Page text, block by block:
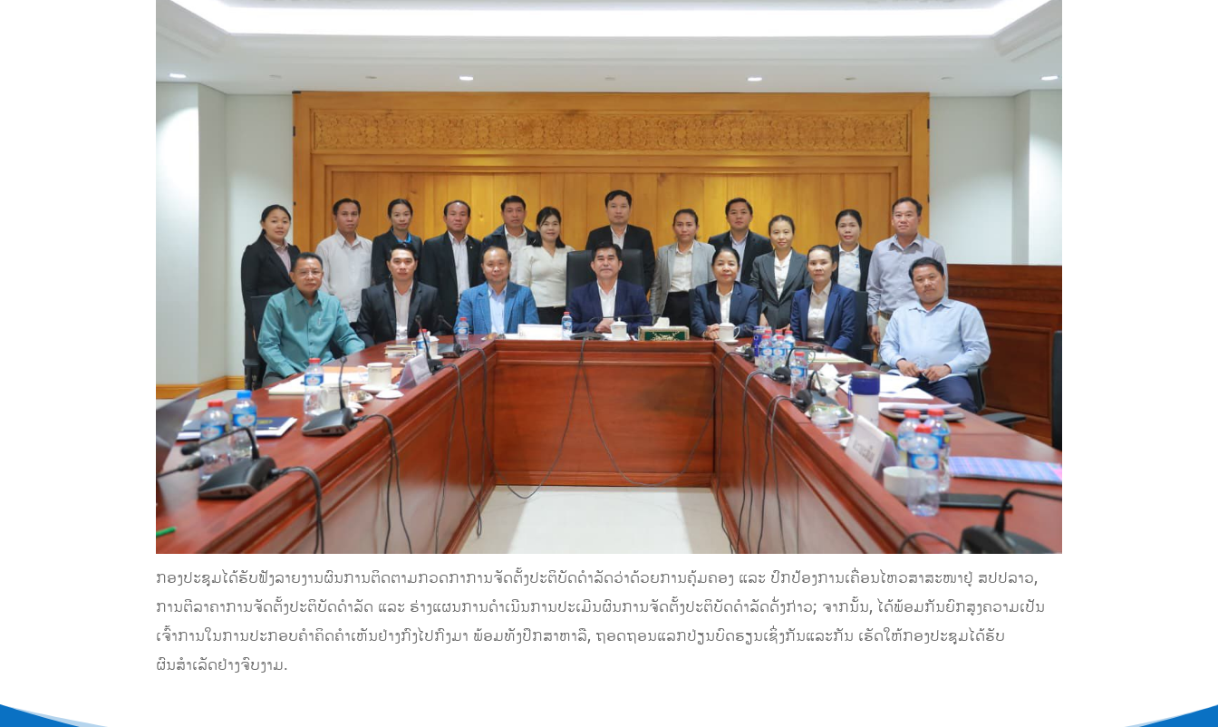
ກອງປະຊຸມໄດ້ຮັບຟັງລາຍງານຜົນການຕິດຕາມກວດກາການຈັດຕັ້ງປະຕິບັດດຳລັດວ່າດ້ວຍການຄຸ້ມຄອງ ແລະ ປົກປ້ອງການເຄື່ອນໄຫວສາສະໜາຢູ່ ສປປລາວ,
ການຕີລາຄາການຈັດຕັ້ງປະຕິບັດດຳລັດ ແລະ ຮ່າງແຜນການດໍາເນີນການປະເມີນຜົນການຈັດຕັ້ງປະຕິບັດດຳລັດດັ່ງກ່າວ; ຈາກນັ້ນ, ໄດ້ພ້ອມກັນຍົກສູງຄວາມເປັນ
ເຈົ້າການໃນການປະກອບຄຳຄິດຄຳເຫັນຢ່າງກົງໄປກົງມາ ພ້ອມທັງປຶກສາຫາລື, ຖອດຖອນແລກປ່ຽນບົດຮຽນເຊິ່ງກັນແລະກັນ ເຮັດໃຫ້ກອງປະຊຸມໄດ້ຮັບ
ຜົນສຳເລັດຢ່າງຈົບງາມ.